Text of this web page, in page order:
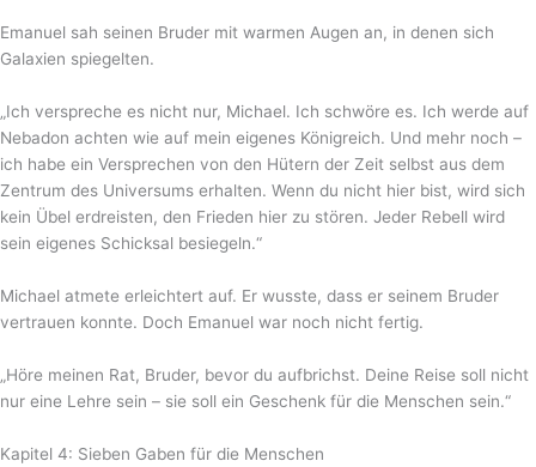
Emanuel sah seinen Bruder mit warmen Augen an, in denen sich
Galaxien spiegelten.
„Ich verspreche es nicht nur, Michael. Ich schwöre es. Ich werde auf
Nebadon achten wie auf mein eigenes Königreich. Und mehr noch –
ich habe ein Versprechen von den Hütern der Zeit selbst aus dem
Zentrum des Universums erhalten. Wenn du nicht hier bist, wird sich
kein Übel erdreisten, den Frieden hier zu stören. Jeder Rebell wird
sein eigenes Schicksal besiegeln.“
Michael atmete erleichtert auf. Er wusste, dass er seinem Bruder
vertrauen konnte. Doch Emanuel war noch nicht fertig.
„Höre meinen Rat, Bruder, bevor du aufbrichst. Deine Reise soll nicht
nur eine Lehre sein – sie soll ein Geschenk für die Menschen sein.“
Kapitel 4: Sieben Gaben für die Menschen